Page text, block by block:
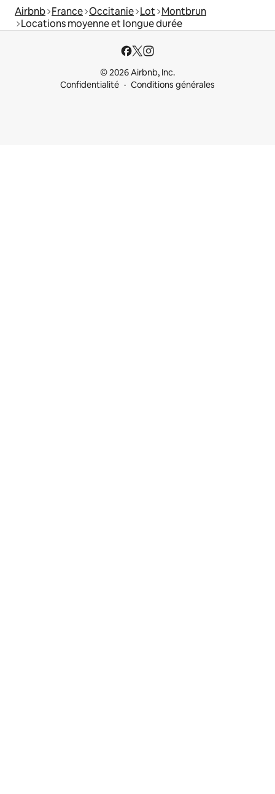
Airbnb France Occitanie Lot Montbrun
Locations moyenne et longue durée
© 2026 Airbnb, Inc.
Confidentialité
Conditions générales